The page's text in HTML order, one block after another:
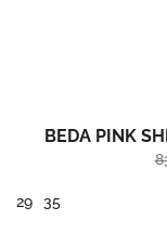
BEDA PINK
29 35